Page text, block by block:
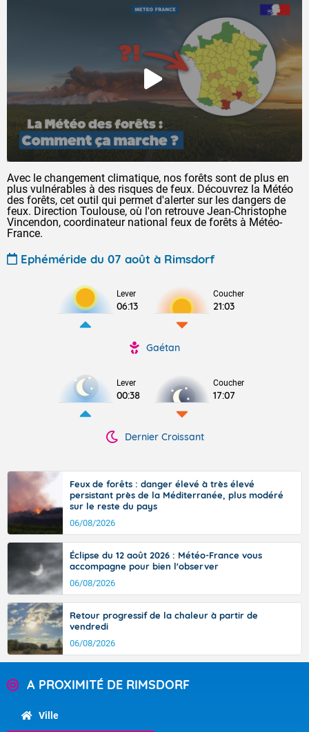
Avec le changement climatique, nos forêts sont de plus en
plus vulnérables à des risques de feux. Découvrez la Météo
des forêts, cet outil qui permet d'alerter sur les dangers de
feux. Direction Toulouse, où l'on retrouve Jean-Christophe
Vincendon, coordinateur national feux de forêts à Météo-
France.
Ephéméride du 07 août à Rimsdorf
Lever
06:13
Coucher
21:03
Gaétan
Lever
00:38
Coucher
17:07
Dernier Croissant
Feux de forêts : danger élevé à très élevé
persistant près de la Méditerranée, plus modéré
sur le reste du pays
06/08/2026
Éclipse du 12 août 2026 : Météo-France vous
accompagne pour bien l'observer
06/08/2026
Retour progressif de la chaleur à partir de
vendredi
06/08/2026
A PROXIMITÉ DE RIMSDORF
Ville